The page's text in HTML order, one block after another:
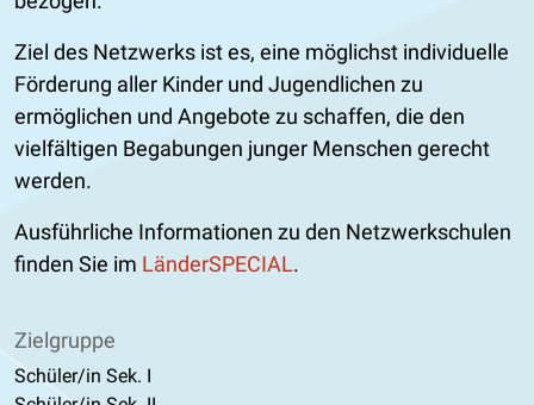
Ziel des Netzwerks ist es, eine möglichst individuelle
Förderung aller Kinder und Jugendlichen zu
ermöglichen und Angebote zu schaffen, die den
vielfältigen Begabungen junger Menschen gerecht
werden.
Ausführliche Informationen zu den Netzwerkschulen
finden Sie im LänderSPECIAL.
Zielgruppe
Schüler/in Sek. I